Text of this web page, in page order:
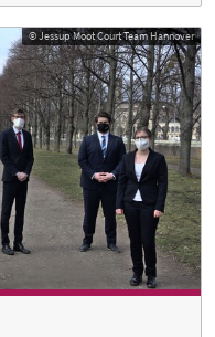
© Jessup Moot Court Team Hannover